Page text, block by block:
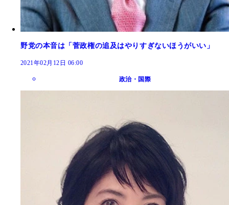
野党の本音は「菅政権の追及はやりすぎないほうがいい」
2021年02月12日 06:00
政治・国際